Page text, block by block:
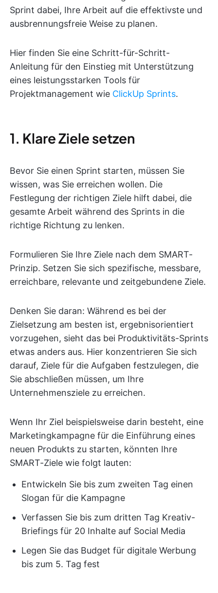
Sprint dabei, Ihre Arbeit auf die effektivste und
ausbrennungsfreie Weise zu planen.
Hier finden Sie eine Schritt-für-Schritt-
Anleitung für den Einstieg mit Unterstützung
eines leistungsstarken Tools für
Projektmanagement wie ClickUp Sprints.
1. Klare Ziele setzen
Bevor Sie einen Sprint starten, müssen Sie
wissen, was Sie erreichen wollen. Die
Festlegung der richtigen Ziele hilft dabei, die
gesamte Arbeit während des Sprints in die
richtige Richtung zu lenken.
Formulieren Sie Ihre Ziele nach dem SMART-
Prinzip. Setzen Sie sich spezifische, messbare,
erreichbare, relevante und zeitgebundene Ziele.
Denken Sie daran: Während es bei der
Zielsetzung am besten ist, ergebnisorientiert
vorzugehen, sieht das bei Produktivitäts-Sprints
etwas anders aus. Hier konzentrieren Sie sich
darauf, Ziele für die Aufgaben festzulegen, die
Sie abschließen müssen, um Ihre
Unternehmensziele zu erreichen.
Wenn Ihr Ziel beispielsweise darin besteht, eine
Marketingkampagne für die Einführung eines
neuen Produkts zu starten, könnten Ihre
SMART-Ziele wie folgt lauten:
Entwickeln Sie bis zum zweiten Tag einen
Slogan für die Kampagne
Verfassen Sie bis zum dritten Tag Kreativ-
Briefings für 20 Inhalte auf Social Media
Legen Sie das Budget für digitale Werbung
bis zum 5. Tag fest